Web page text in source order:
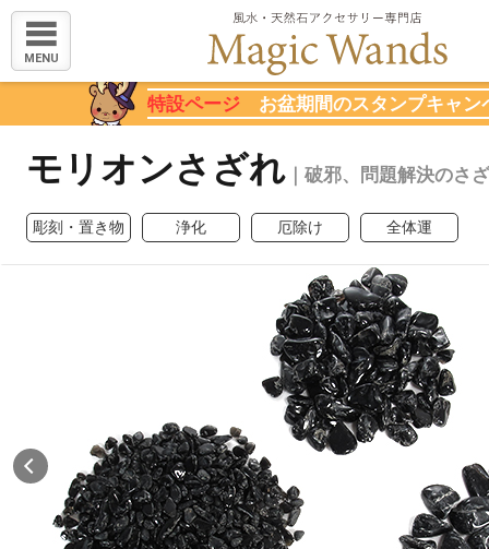
MENU
特設ページ お盆期間のスタンプキャン
モリオンさざれ ｜破邪、問題解決のさ
彫刻・置き物 浄化 厄除け 全体運